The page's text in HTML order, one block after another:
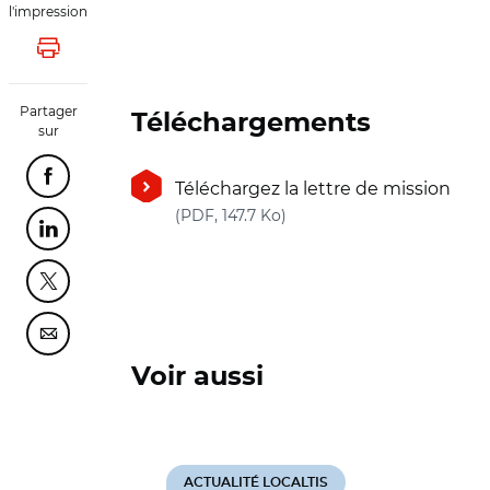
l'impression
Lancer l'impression
Partager
sur
Partager cette page sur Facebook
Partager cette page sur Linkedin
Partager cette page sur Twitter
Partager cette page sur Courriel
Téléchargements
Téléchargez la lettre de mission
(PDF, 147.7 Ko)
Voir aussi
ACTUALITÉ LOCALTIS